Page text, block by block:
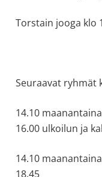
Torstain jooga klo
Seuraavat ryhmät
14.10
16.00 ulkoilun ja
14.10
18.45